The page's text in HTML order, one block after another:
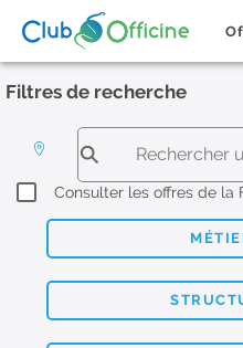
Filtres de recherche
Consulter les offres de la